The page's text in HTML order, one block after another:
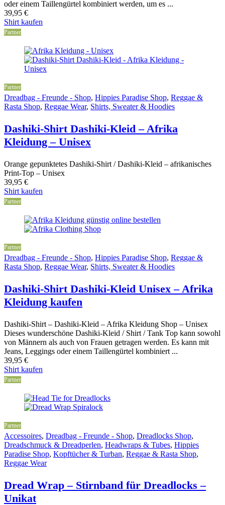
oder einem Taillengürtel kombiniert werden, um es ...
39,95 €
Shirt kaufen
Partner
Partner
Dreadbag - Freunde - Shop, Hippies Paradise Shop, Reggae &
Rasta Shop, Reggae Wear, Shirts, Sweater & Hoodies
Dashiki-Shirt Dashiki-Kleid – Afrika
Kleidung – Unisex
Orange gepunktetes Dashiki-Shirt / Dashiki-Kleid – afrikanisches
Print-Top – Unisex
39,95 €
Shirt kaufen
Partner
Partner
Dreadbag - Freunde - Shop, Hippies Paradise Shop, Reggae &
Rasta Shop, Reggae Wear, Shirts, Sweater & Hoodies
Dashiki-Shirt Dashiki-Kleid Unisex – Afrika
Kleidung kaufen
Dashiki-Shirt – Dashiki-Kleid – Afrika Kleidung Shop – Unisex
Dieses wunderschöne Dashiki-Kleid / Shirt / Tank Top kann sowohl
von Männern als auch von Frauen getragen werden. Es kann mit
Jeans, Leggings oder einem Taillengürtel kombiniert ...
39,95 €
Shirt kaufen
Partner
Partner
Accessoires, Dreadbag - Freunde - Shop, Dreadlocks Shop,
Dreadschmuck & Dreadperlen, Headwraps & Tubes, Hippies
Paradise Shop, Kopftücher & Turban, Reggae & Rasta Shop,
Reggae Wear
Dread Wrap – Stirnband für Dreadlocks –
Unikat